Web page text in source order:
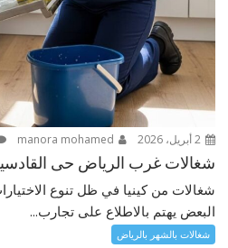
2 أبريل، 2026
شغالات غرب الرياض حى القادسيه
شغالات من كينيا في ظل تنوع
البعض يهتم بالاطلاع على تجارب...
شغالات بالشهر بالرياض